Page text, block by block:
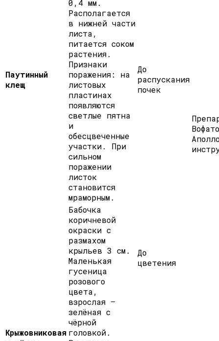
Паутинный
клещ
0,4 мм.
Располагается
в нижней части
листа,
питается соком
растения.
Признаки
поражения: на
листовых
пластинах
появляются
светлые пятна
и
обесцвеченные
участки. При
сильном
поражении
листок
становится
мраморным.
До
распускания
почек
Крыжовниковая
Бабочка
коричневой
окраски с
размахом
крыльев 3 см.
Маленькая
гусеница
розового
цвета,
взрослая —
зелёная с
чёрной
головкой.
До
цветения